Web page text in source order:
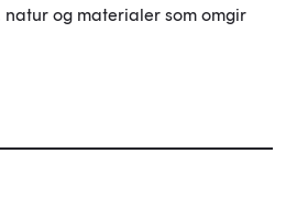
og materialer som omgir